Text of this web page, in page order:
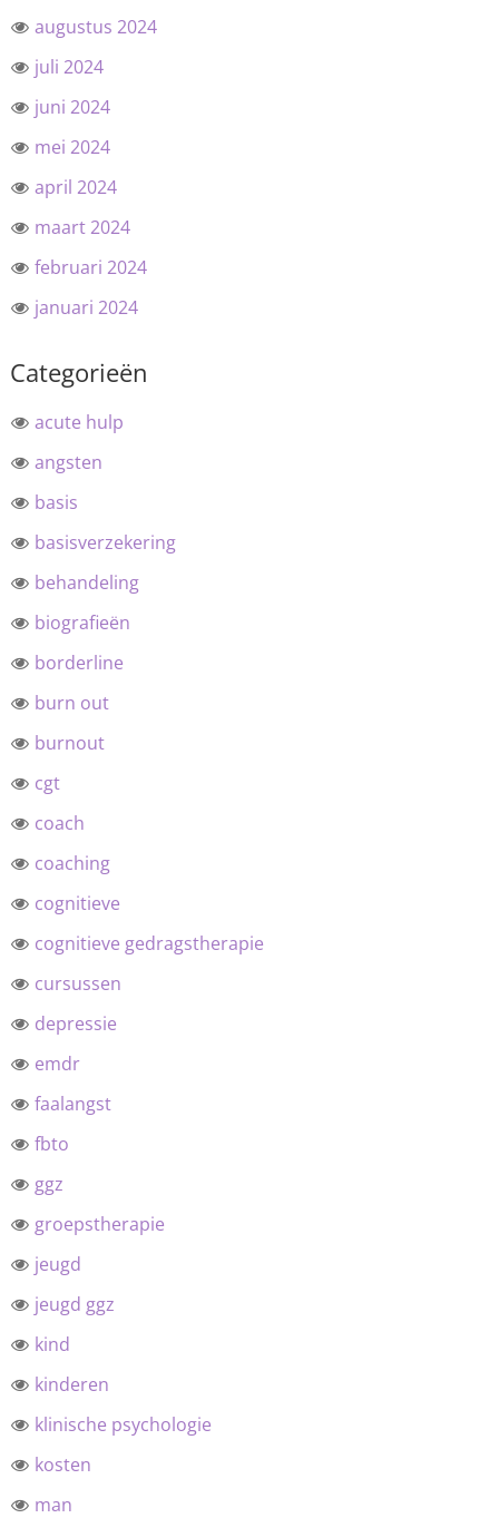
augustus 2024
juli 2024
juni 2024
mei 2024
april 2024
maart 2024
februari 2024
januari 2024
Categorieën
acute hulp
angsten
basis
basisverzekering
behandeling
biografieën
borderline
burn out
burnout
cgt
coach
coaching
cognitieve
cognitieve gedragstherapie
cursussen
depressie
emdr
faalangst
fbto
ggz
groepstherapie
jeugd
jeugd ggz
kind
kinderen
klinische psychologie
kosten
man